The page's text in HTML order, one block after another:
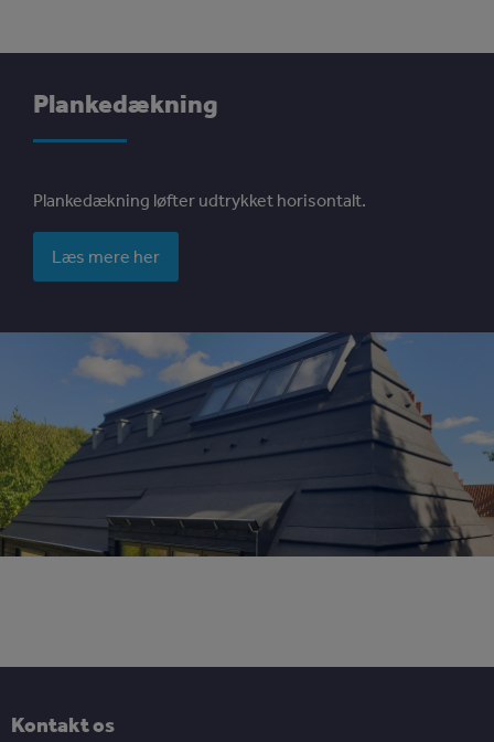
Plankedækning
Plankedækning løfter udtrykket horisontalt.
Læs mere her
Kontakt os